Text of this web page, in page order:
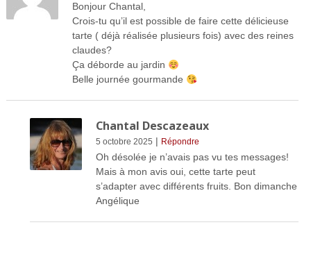
Bonjour Chantal,
Crois-tu qu’il est possible de faire cette délicieuse
tarte ( déjà réalisée plusieurs fois) avec des reines
claudes?
Ça déborde au jardin
Belle journée gourmande
Chantal Descazeaux
5 octobre 2025 | Répondre
Oh désolée je n’avais pas vu tes messages!
Mais à mon avis oui, cette tarte peut
s’adapter avec différents fruits. Bon dimanche
Angélique